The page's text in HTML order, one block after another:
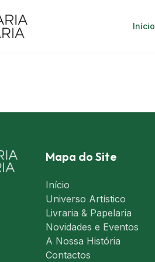
Início
Mapa do Site
Início
Universo Artístico
Livraria & Papelaria
Novidades e Eventos
A Nossa História
Contactos